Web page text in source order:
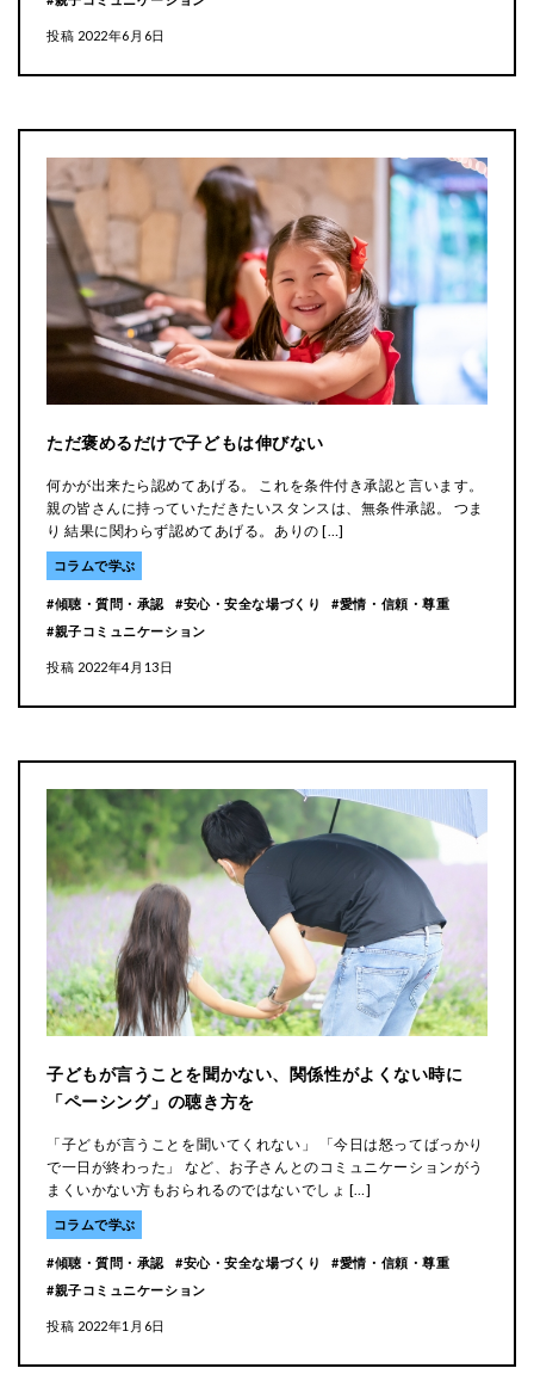
投稿 2022年6月6日
ただ褒めるだけで子どもは伸びない
何かが出来たら認めてあげる。 これを条件付き承認と言います。
親の皆さんに持っていただきたいスタンスは、無条件承認。 つま
り 結果に関わらず認めてあげる。ありの […]
コラムで学ぶ
傾聴・質問・承認 安心・安全な場づくり
愛情・信頼・尊重
親子コミュニケーション
投稿 2022年4月13日
子どもが言うことを聞かない、関係性がよくない時に
「ペーシング」の聴き方を
「子どもが言うことを聞いてくれない」 「今日は怒ってばっかり
で一日が終わった」 など、お子さんとのコミュニケーションがう
まくいかない方もおられるのではないでしょ […]
コラムで学ぶ
傾聴・質問・承認 安心・安全な場づくり
愛情・信頼・尊重
親子コミュニケーション
投稿 2022年1月6日